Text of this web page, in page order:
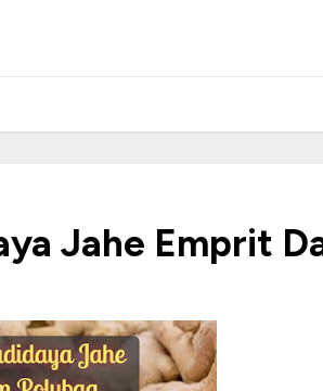
Jahe Emprit